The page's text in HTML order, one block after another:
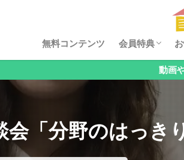
無料コンテンツ 会員特典
セミナー動画
ダウンロード
イベント案内
動画や記事をご覧
会「分野のはっき
セミナー動画
ダウンロード
イベント案内